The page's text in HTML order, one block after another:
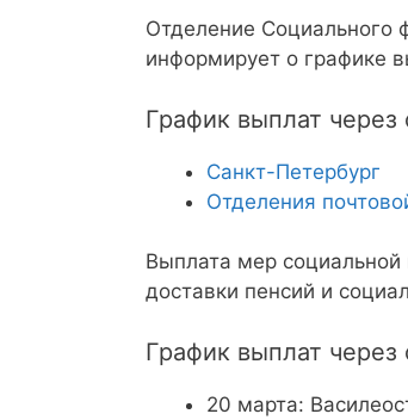
Отделение Социального
информирует о графике
График выплат через
Санкт-Петербург
Отделения
Выплата мер
доставки пенсий и
График выплат
20 марта: